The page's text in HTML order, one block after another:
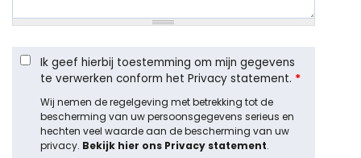
Ik geef hierbij toestemming om mijn gegevens
te verwerken conform het Privacy statement. *
Wij nemen de regelgeving met betrekking tot de
bescherming van uw persoonsgegevens serieus en
hechten veel waarde aan de bescherming van uw
privacy. Bekijk hier ons Privacy statement.